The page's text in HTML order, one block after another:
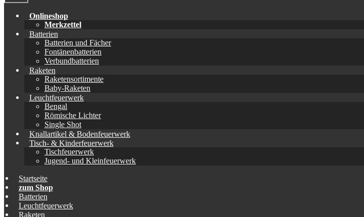
Onlineshop
Merkzettel
Batterien
Batterien und Fächer
Fontänenbatterien
Verbundbatterien
Raketen
Raketensortimente
Baby-Raketen
Leuchtfeuerwerk
Bengal
Römische Lichter
Single Shot
Knallartikel & Bodenfeuerwerk
Tisch- & Kinderfeuerwerk
Tischfeuerwerk
Jugend- und Kleinfeuerwerk
Startseite
zum Shop
Batterien
Leuchtfeuerwerk
Raketen